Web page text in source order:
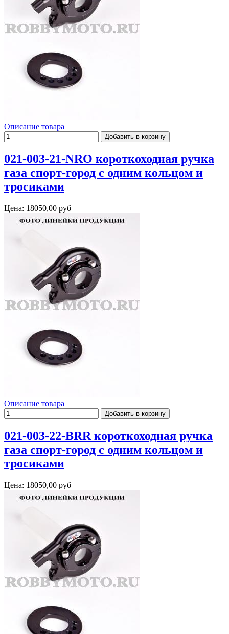
Описание товара
021-003-21-NRO короткоходная ручка
газа спорт-город с одним кольцом и
тросиками
Цена: 18050,00 руб
Описание товара
021-003-22-BRR короткоходная ручка
газа спорт-город с одним кольцом и
тросиками
Цена: 18050,00 руб